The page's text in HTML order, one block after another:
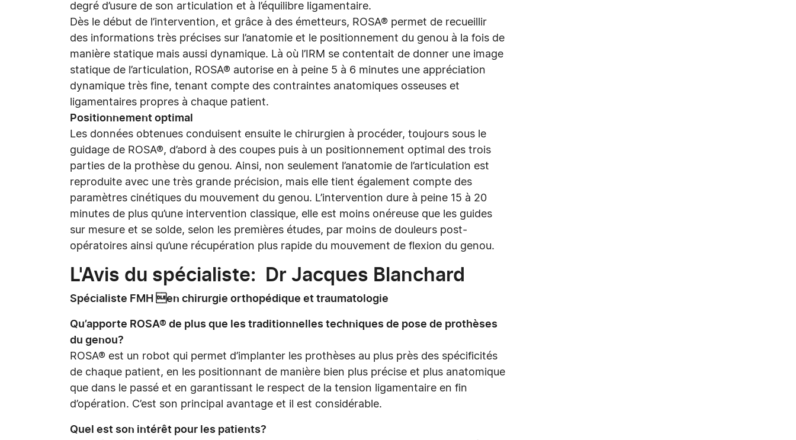
degré d’usure de son articulation et à l’équilibre ligamentaire.
Dès le début de l’intervention, et grâce à des émetteurs, ROSA® permet de recueillir
des informations très précises sur l’anatomie et le positionnement du genou à la fois de
manière statique mais aussi dynamique. Là où l’IRM se contentait de donner une image
statique de l’articulation, ROSA® autorise en à peine 5 à 6 minutes une appréciation
dynamique très fine, tenant compte des contraintes anatomiques osseuses et
ligamentaires propres à chaque patient.
Positionnement optimal
Les données obtenues conduisent ensuite le chirurgien à procéder, toujours sous le
guidage de ROSA®, d’abord à des coupes puis à un positionnement optimal des trois
parties de la prothèse du genou. Ainsi, non seulement l’anatomie de l’articulation est
reproduite avec une très grande précision, mais elle tient également compte des
paramètres cinétiques du mouvement du genou. L’intervention dure à peine 15 à 20
minutes de plus qu’une intervention classique, elle est moins onéreuse que les guides
sur mesure et se solde, selon les premières études, par moins de douleurs post-
opératoires ainsi qu’une récupération plus rapide du mouvement de flexion du genou.
L'Avis du spécialiste: Dr Jacques Blanchard
Spécialiste FMH en chirurgie orthopédique et traumatologie
Qu’apporte ROSA® de plus que les traditionnelles techniques de pose de prothèses
du genou?
ROSA® est un robot qui permet d’implanter les prothèses au plus près des spécificités
de chaque patient, en les positionnant de manière bien plus précise et plus anatomique
que dans le passé et en garantissant le respect de la tension ligamentaire en fin
d’opération. C’est son principal avantage et il est considérable.
Quel est son intérêt pour les patients?